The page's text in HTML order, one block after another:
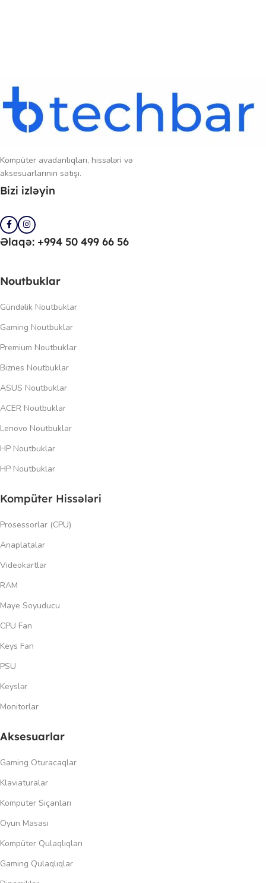
Kompüter avadanlıqları, hissələri və
aksesuarlarının satışı.
Bizi izləyin
Əlaqə: +994 50 499 66 56
Noutbuklar
Gündəlik Noutbuklar
Gaming Noutbuklar
Premium Noutbuklar
Biznes Noutbuklar
ASUS Noutbuklar
ACER Noutbuklar
Lenovo Noutbuklar
HP Noutbuklar
HP Noutbuklar
Kompüter Hissələri
Prosessorlar (CPU)
Anaplatalar
Videokartlar
RAM
Maye Soyuducu
CPU Fan
Keys Fan
PSU
Keyslər
Monitorlar
Aksesuarlar
Gaming Oturacaqlar
Klaviaturalar
Kompüter Siçanları
Oyun Masası
Kompüter Qulaqlıqları
Gaming Qulaqlıqlar